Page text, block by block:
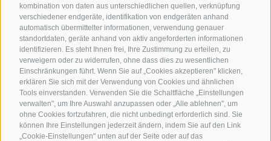
kombination von daten aus unterschiedlichen quellen, verknüpfung
verschiedener endgeräte, identifikation von endgeräten anhand
automatisch übermittelter informationen, verwendung genauer
standortdaten, geräte anhand von aktiv angeforderten informationen
identifizieren. Es steht Ihnen frei, Ihre Zustimmung zu erteilen, zu
verweigern oder zu widerrufen, ohne dass dies zu wesentlichen
Einschränkungen führt. Wenn Sie auf „Cookies akzeptieren" klicken,
erklären Sie sich mit der Verwendung von Cookies und ähnlichen
Tools einverstanden. Verwenden Sie die Schaltfläche „Einstellungen
verwalten", um Ihre Auswahl anzupassen oder „Alle ablehnen", um
ohne Cookies fortzufahren, die nicht unbedingt erforderlich sind. Sie
können Ihre Einstellungen jederzeit ändern, indem Sie auf den Link
„Cookie-Einstellungen" unten auf der Seite oder auf das